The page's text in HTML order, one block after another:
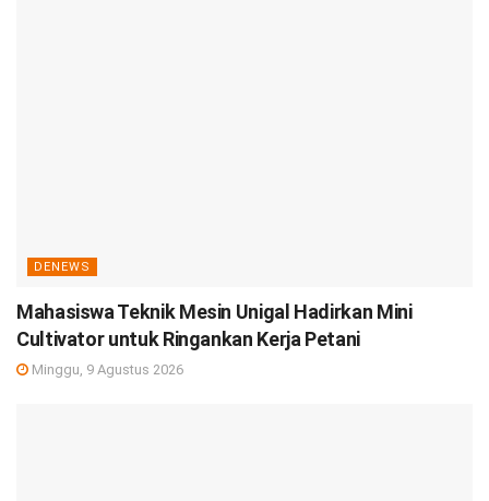
DENEWS
Mahasiswa Teknik Mesin Unigal Hadirkan Mini
Cultivator untuk Ringankan Kerja Petani
Minggu, 9 Agustus 2026